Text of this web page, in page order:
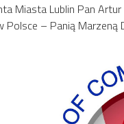
Miasta Lublin Pan
– Panią Marzeną